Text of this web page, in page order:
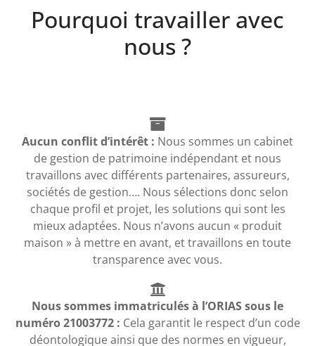
Pourquoi travailler avec
nous ?
Aucun conflit d’intérêt : Nous sommes un cabinet
de gestion de patrimoine indépendant et nous
travaillons avec différents partenaires, assureurs,
sociétés de gestion…. Nous sélections donc selon
chaque profil et projet, les solutions qui sont les
mieux adaptées. Nous n’avons aucun « produit
maison » à mettre en avant, et travaillons en toute
transparence avec vous.
Nous sommes immatriculés à l’ORIAS sous le
numéro 21003772 : Cela garantit le respect d’un code
déontologique ainsi que des normes en vigueur,